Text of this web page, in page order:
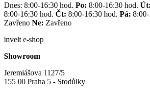
Dnes: 8:00-16:30 hod. Po: 8:00-16:30 hod. Út:
8:00-16:30 hod. Čt: 8:00-16:30 hod. Pá:
Zavřeno Ne: Zavřeno
invelt e-shop
Showroom
Jeremiášova 1127/5
155 00 Praha 5 - Stodůlky